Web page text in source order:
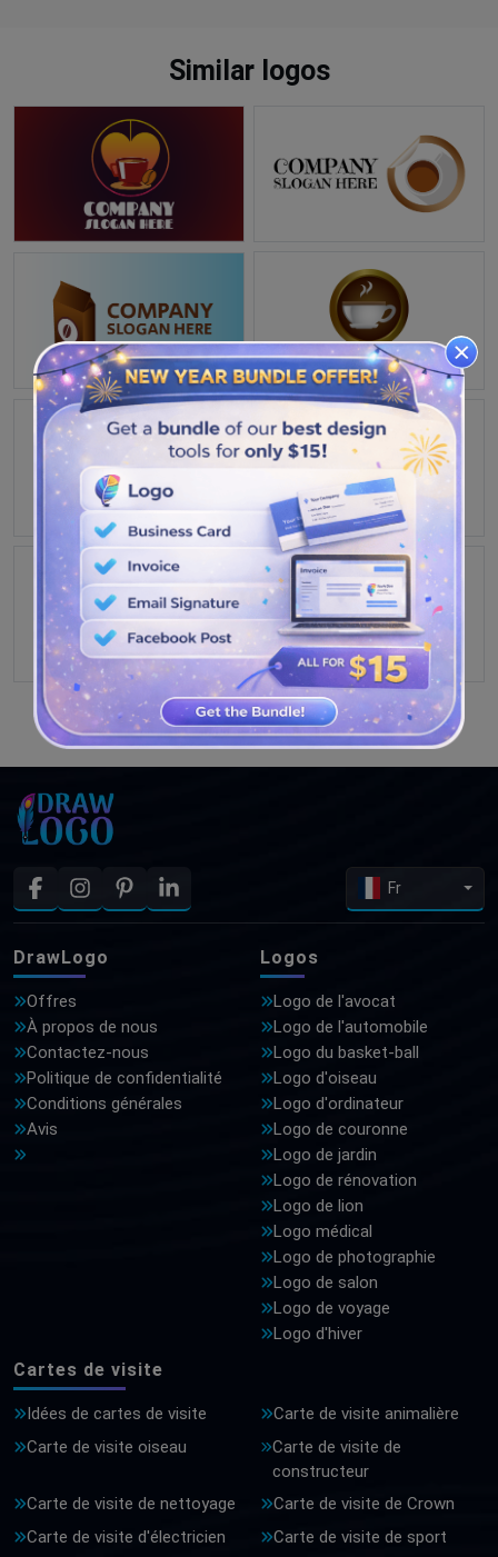
Similar logos
VOIR PLUS DE CONCEPTIONS
Fr
DrawLogo
Offres
À propos de nous
Contactez-nous
Politique de confidentialité
Conditions générales
Avis
Logos
Logo de l'avocat
Logo de l'automobile
Logo du basket-ball
Logo d'oiseau
Logo d'ordinateur
Logo de couronne
Logo de jardin
Logo de rénovation
Logo de lion
Logo médical
Logo de photographie
Logo de salon
Logo de voyage
Logo d'hiver
Cartes de visite
Idées de cartes de visite
Carte de visite animalière
Carte de visite oiseau
Carte de visite de
constructeur
Carte de visite de nettoyage
Carte de visite de Crown
Carte de visite d'électricien
Carte de visite de sport